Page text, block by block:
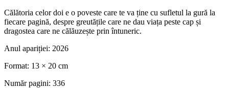
Călătoria celor doi e o poveste care te va ține cu sufletul la gură la
fiecare pagină, despre greutățile care ne dau viața peste cap și
dragostea care ne călăuzește prin întuneric.
Anul apariției: 2026
Format: 13 × 20 cm
Număr pagini: 336